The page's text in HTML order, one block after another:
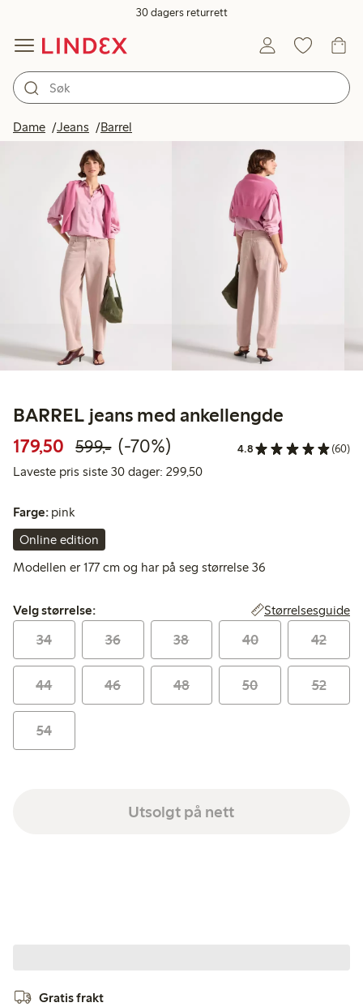
30 dagers returrett
Dame Jeans Barrel
BARREL jeans med ankellengde
179,50 Rabattert pris: 179,50 kr
599,-Vanlig pris: 599,00 kr
70% rabatt
(-70%) 4.8 (60)
Laveste pris siste 30 dager: 299,50Laveste pris siste 30 dager:
Farge: pink
Online edition
Modellen er 177 cm og har på seg størrelse 36
Velg størrelse:
Velg størrelse: Størrelsesguide
34 36 38 40 42
44 46 48 50 52
54
Utsolgt på nett
Gratis frakt